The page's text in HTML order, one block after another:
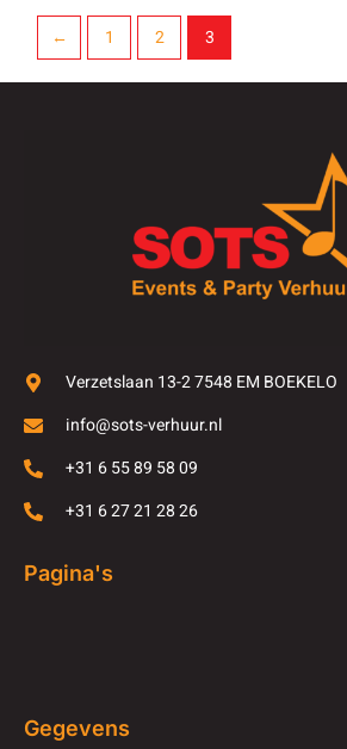
← 1 2 3
Verzetslaan 13-2 7548 EM BOEKELO
info@sots-verhuur.nl
+31 6 55 89 58 09
+31 6 27 21 28 26
Pagina's
Gegevens